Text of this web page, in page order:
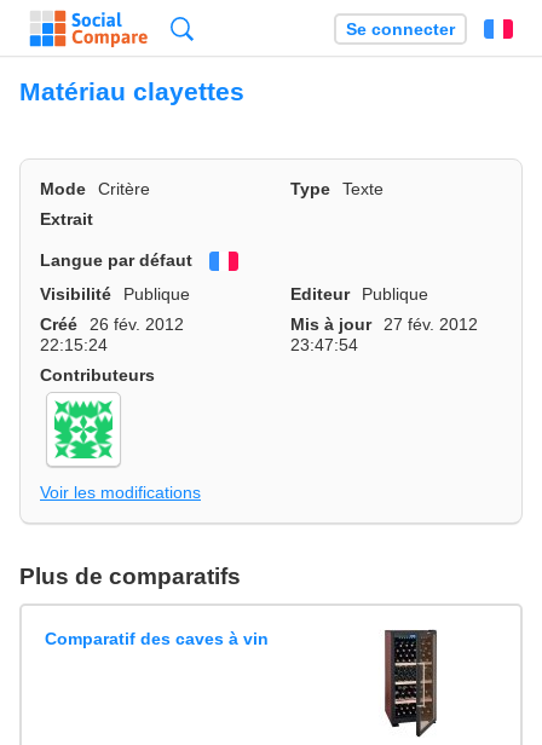
Se connecter
Matériau clayettes
Mode Critère Type
Texte
Extrait
Langue par défaut
Visibilité
Publique Editeur
Publique
Créé
26 fév. 2012
22:15:24
Mis à jour
27 fév. 2012
23:47:54
Contributeurs
Voir les modifications
Plus de comparatifs
Comparatif des caves à vin